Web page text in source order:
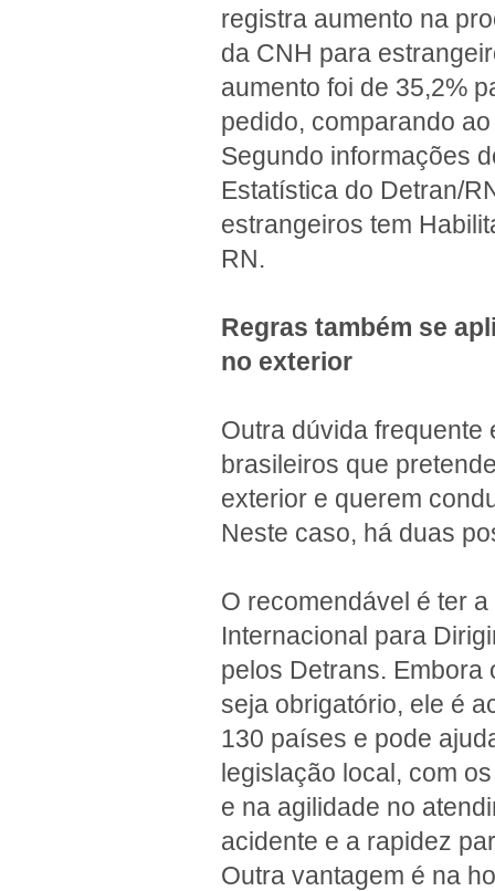
registra aumento na
da CNH para
aumento foi de 35,2%
pedido, comparando
Segundo informações
Estatística do Detran/
estrangeiros tem
RN.
Regras também se
no exterior
Outra dúvida frequente
brasileiros que
exterior e querem
Neste caso, há duas
O recomendável é ter
Internacional para
pelos Detrans. Embora
seja obrigatório, ele é
130 países e pode
legislação local, com
e na agilidade no
acidente e a rapidez
Outra vantagem é na